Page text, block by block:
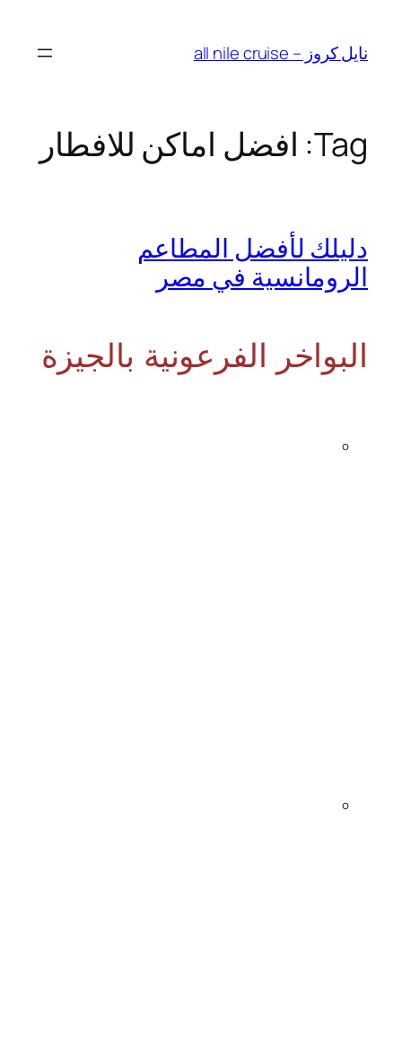
content
نايل كروز – all nile cruise
Tag: افضل اماكن للافطار
دليلك لأفضل المطاعم
الرومانسية في مصر
البواخر الفرعونية بالجيزة